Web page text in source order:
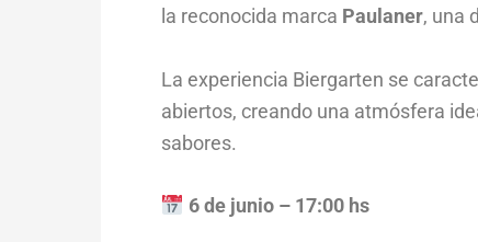
la reconocida marca Paulaner, una
La experiencia Biergarten se
abiertos, creando una atmósfera
sabores.
6 de junio – 17:00 hs